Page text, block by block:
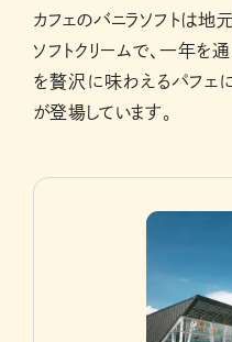
カフェのバニラソフトは
ソフトクリームで、一年を
を贅沢に味わえるパフェに
が登場しています。